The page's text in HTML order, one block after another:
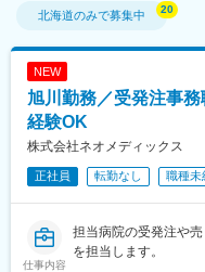
北海道のみで募集中
NEW
旭川勤務／受発注事
経験OK
株式会社ネオメディックス
正社員 転勤なし 職種未
仕事内容
担当病院の受発注や
を担当します。